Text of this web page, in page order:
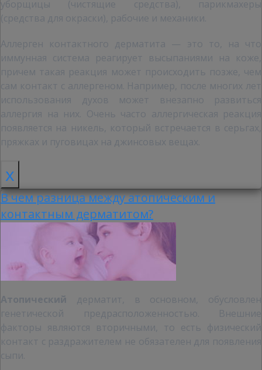
уборщицы (чистящие средства), парикмахеры
(средства для окраски), рабочие и механики.
Аллерген контактного дерматита — это то, на что
иммунная система реагирует высыпаниями на коже,
причем такая реакция может происходить позже, чем
сам контакт с аллергеном. Например, после многих лет
использования духов может внезапно развиться
аллергия на них. Очень часто аллергическая реакция
появляется на никель, который встречается в серьгах,
пряжках и пуговицах на джинсовых вещах.
x
В чем разница между атопическим и
контактным дерматитом?
Атопический дерматит, в основном, обусловлен
генетической предрасположенностью. Внешние
факторы являются вторичными, то есть физический
контакт с раздражителем не обязателен для появления
сыпи.